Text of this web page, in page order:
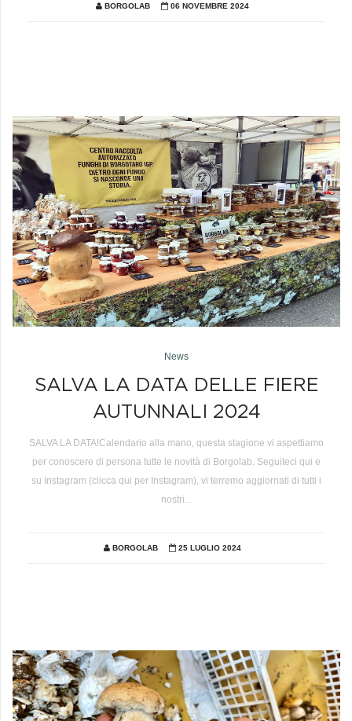
BORGOLAB 06 NOVEMBRE 2024
News
SALVA LA DATA DELLE FIERE
AUTUNNALI 2024
SALVA LA DATA!Calendario alla mano, questa stagione vi aspettiamo
per conoscere di persona tutte le novità di Borgolab. Seguiteci qui e
su Instagram (clicca qui per Instagram), vi terremo aggiornati di tutti i
nostri...
BORGOLAB 25 LUGLIO 2024